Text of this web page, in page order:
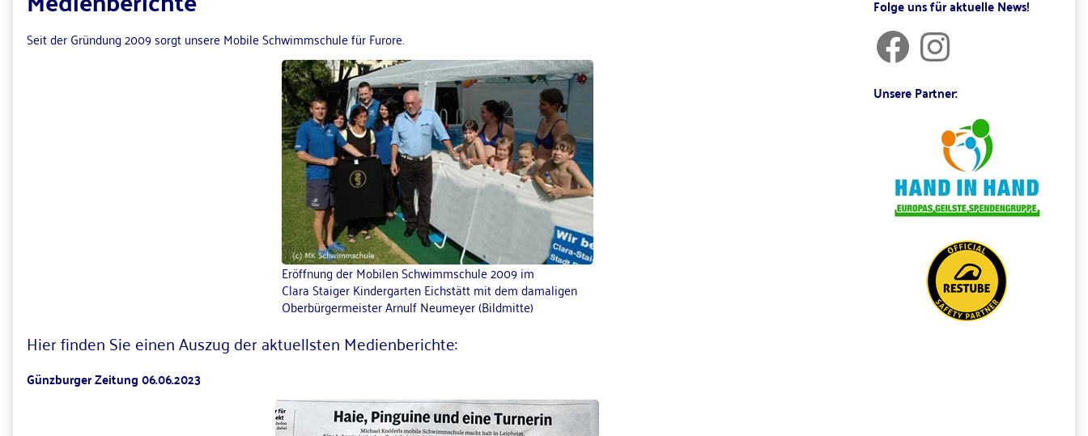
Seit der Gründung 2009 sorgt unsere Mobile Schwimmschule für Furore.
Eröffnung der Mobilen Schwimmschule 2009 im
Clara Staiger Kindergarten Eichstätt mit dem damaligen
Oberbürgermeister Arnulf Neumeyer (Bildmitte)
Hier finden Sie einen Auszug der aktuellsten Medienberichte:
Günzburger Zeitung 06.06.2023
Sidebar
Folge uns für aktuelle News!
FacebookInstagram
Unsere Partner: